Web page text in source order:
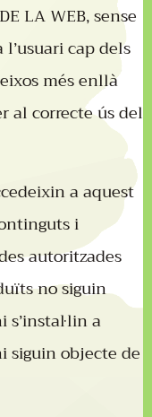
LA WEB, sense
cap dels
més enllà
al correcte ús del
a aquest
i
autoritzades
no siguin
a
siguin objecte de